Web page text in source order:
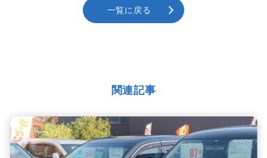
一覧に戻る
関連記事